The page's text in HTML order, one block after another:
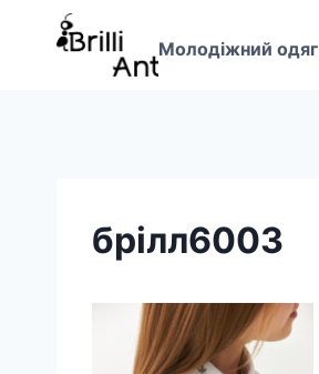
Перейти
Молодіжний одяг
брілл6003